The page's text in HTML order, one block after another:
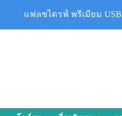
แฟลชไดรฟ์ พรีเมียม USB